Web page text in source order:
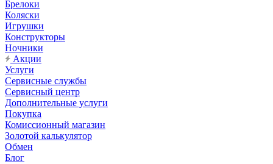
Брелоки
Коляски
Игрушки
Конструкторы
Ночники
Акции
Услуги
Сервисные службы
Сервисный центр
Дополнительные услуги
Покупка
Комиссионный магазин
Золотой калькулятор
Обмен
Блог